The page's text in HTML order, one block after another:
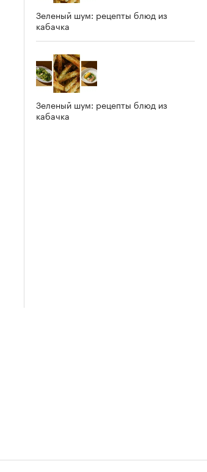
Зеленый шум: рецепты блюд из
кабачка
Зеленый шум: рецепты блюд из
кабачка